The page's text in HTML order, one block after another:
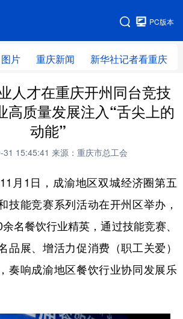
PC版本
图片 重庆新闻 新华社记者看重庆
网站地图
人才在重庆开州同台竞技
高质量发展注入“舌尖上的
动能”
31 15:45:41 来源：重庆市总工会
1日，成渝地区双城经济圈第五
技能竞赛系列活动在开州区举办，
名餐饮行业精英，通过技能竞赛、
品展、增活力促消费（职工关爱）
奏响成渝地区餐饮行业协同发展乐